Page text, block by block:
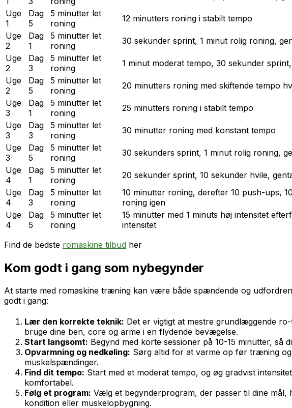
Uge
1
Dag
5
5 minutter let
roning
12 minutters roning i stabilt tempo
Uge
2
Dag
1
5 minutter let
roning
30 sekunder sprint, 1 minut rolig roning,
Uge
2
Dag
3
5 minutter let
roning
1 minut moderat tempo, 30 sekunder
Uge
2
Dag
5
5 minutter let
roning
20 minutters roning med skiftende tempo
Uge
3
Dag
1
5 minutter let
roning
25 minutters roning i stabilt tempo
Uge
3
Dag
3
5 minutter let
roning
30 minutter roning med konstant tempo
Uge
3
Dag
5
5 minutter let
roning
30 sekunders sprint, 1 minut rolig roning,
Uge
4
Dag
1
5 minutter let
roning
20 sekunder sprint, 10 sekunder hvile,
Uge
4
Dag
3
5 minutter let
roning
10 minutter roning, derefter 10 push-ups,
roning igen
Uge
4
Dag
5
5 minutter let
roning
15 minutter med 1 minuts høj intensitet
intensitet
Find de bedste romaskine tilbud her
Kom godt i gang som nybegynder
At starte med romaskine træning kan være både spændende og
godt i gang:
Lær den korrekte teknik: Det er vigtigt at mestre grundlæggende
bruge dine ben, core og arme i en flydende bevægelse.
Start langsomt: Begynd med korte sessioner på 10-15 minutter,
Opvarmning og nedkøling: Sørg altid for at varme op før træning
muskelspændinger.
Find dit tempo: Start med et moderat tempo, og øg gradvist
komfortabel.
Følg et program: Vælg et begynderprogram, der passer til dine
kondition eller muskelopbygning.